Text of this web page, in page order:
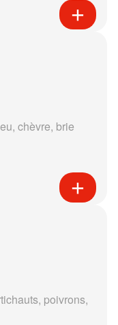
chèvre, brie
poivrons,